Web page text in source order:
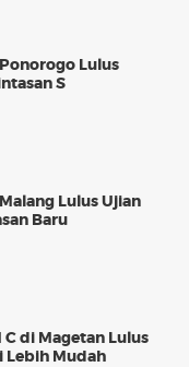
Lulus
S
Lulus Ujian
Baru
di Magetan Lulus
Lebih Mudah